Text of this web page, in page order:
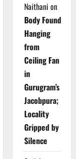
Naithani on
Body Found
Hanging
from
Ceiling Fan
in
Gurugram’s
Jacobpura;
Locality
Gripped by
Silence